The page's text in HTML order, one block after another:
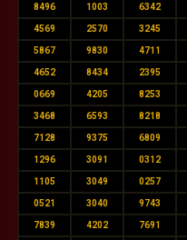
8496 1003 6342
4569 2570 3245
5867 9830 4711
4652 8434 2395
0669 4205 8253
3468 6593 8218
7128 9375 6809
1296 3091 0312
1105 3049 0257
0521 3040 9743
7839 4202 7691